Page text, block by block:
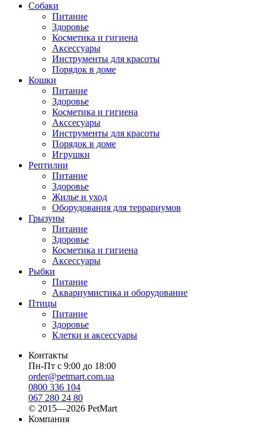
Собаки
Питание
Здоровье
Косметика и гигиена
Аксессуары
Инструменты для красоты
Порядок в доме
Кошки
Питание
Здоровье
Косметика и гигиена
Акссесуары
Инструменты для красоты
Порядок в доме
Игрушки
Рептилии
Питание
Здоровье
Жилье и уход
Оборудования для террариумов
Грызуны
Питание
Здоровье
Косметика и гигиена
Аксессуары
Рыбки
Питание
Аквариумистика и оборудование
Птицы
Питание
Здоровье
Клетки и аксессуары
Контакты
Пн-Пт с 9:00 до 18:00
order@petmart.com.ua
0800 336 104
067 280 24 80
© 2015—2026 PetMart
Компания